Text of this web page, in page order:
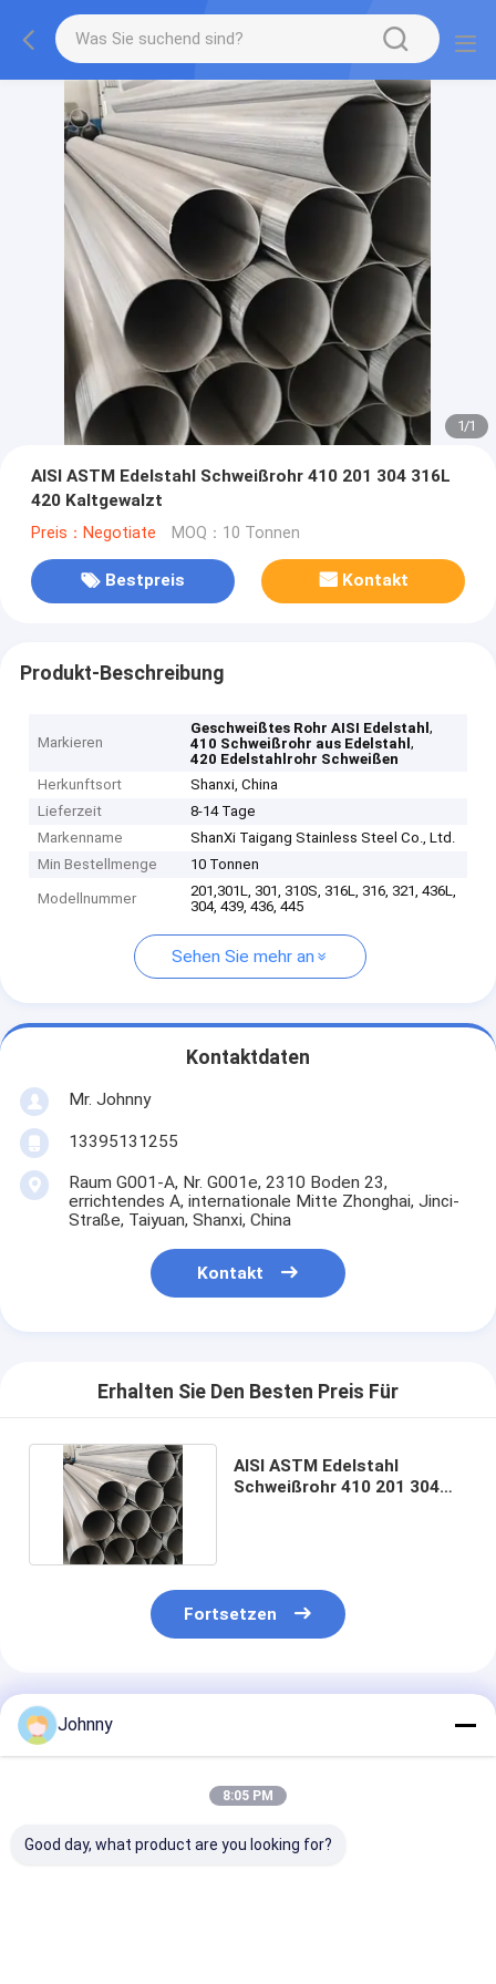
1/1
AISI ASTM Edelstahl Schweißrohr 410 201 304 316L
420 Kaltgewalzt
Preis：Negotiate MOQ：10 Tonnen
Bestpreis Kontakt
Produkt-Beschreibung
Markieren
Geschweißtes Rohr AISI Edelstahl,
410 Schweißrohr aus Edelstahl,
420 Edelstahlrohr Schweißen
Herkunftsort
Shanxi, China
Lieferzeit
8-14 Tage
Markenname
ShanXi Taigang Stainless Steel Co., Ltd.
Min Bestellmenge
10 Tonnen
Modellnummer
201,301L, 301, 310S, 316L, 316, 321, 436L,
304, 439, 436, 445
Sehen Sie mehr an
Kontaktdaten
Mr. Johnny
13395131255
Raum G001-A, Nr. G001e, 2310 Boden 23,
errichtendes A, internationale Mitte Zhonghai, Jinci-
Straße, Taiyuan, Shanxi, China
Kontakt
Erhalten Sie Den Besten Preis Für
AISI ASTM Edelstahl
Schweißrohr 410 201 304
Fortsetzen
Empfohlene Produkte
Johnny
8:05 PM
Good day, what product are you looking for?